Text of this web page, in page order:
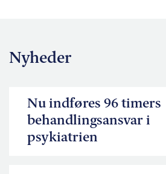
Nyheder
Nu indføres 96 timers
behandlingsansvar i
psykiatrien